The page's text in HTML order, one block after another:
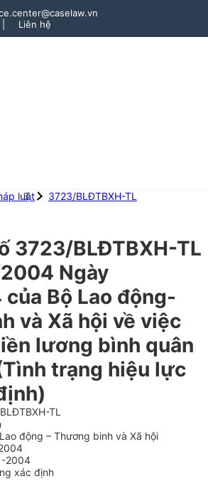
Liên hệ
luật 3723/BLĐTBXH-TL
3723/BLĐTBXH-TL
Ngày
Bộ Lao động-
và Xã hội về việc
lương bình quân
trạng hiệu lực
TL
động – Thương binh và Xã hội
2004
xác định